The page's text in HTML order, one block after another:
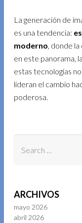
La generación de
es una tendencia:
moderno , donde
en este panorama,
estas tecnologías
lideran el cambio
poderosa.
ARCHIVOS
mayo 2026
abril 2026